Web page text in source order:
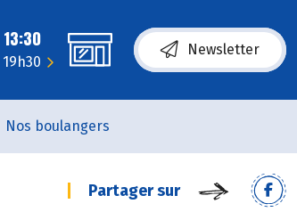
Newsletter
Nos boulangers
Partager sur